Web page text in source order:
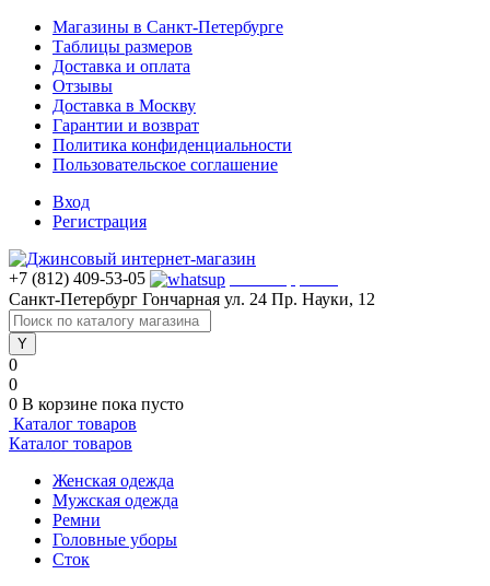
Магазины в Санкт-Петербурге
Таблицы размеров
Доставка и оплата
Отзывы
Доставка в Москву
Гарантии и возврат
Политика конфиденциальности
Пользовательское соглашение
Вход
Регистрация
+7 (812) 409-53-05
Санкт-Петербург Гончарная ул. 24 Пр. Науки, 12
0
0
0 В корзине пока пусто
Каталог товаров
Каталог товаров
Женская одежда
Мужская одежда
Ремни
Головные уборы
Сток